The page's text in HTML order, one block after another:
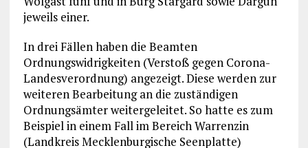
jeweils einer.
In drei Fällen haben die Beamten
Ordnungswidrigkeiten (Verstoß gegen Corona-
Landesverordnung) angezeigt. Diese werden zur
weiteren Bearbeitung an die zuständigen
Ordnungsämter weitergeleitet. So hatte es zum
Beispiel in einem Fall im Bereich Warrenzin
(Landkreis Mecklenburgische Seenplatte)